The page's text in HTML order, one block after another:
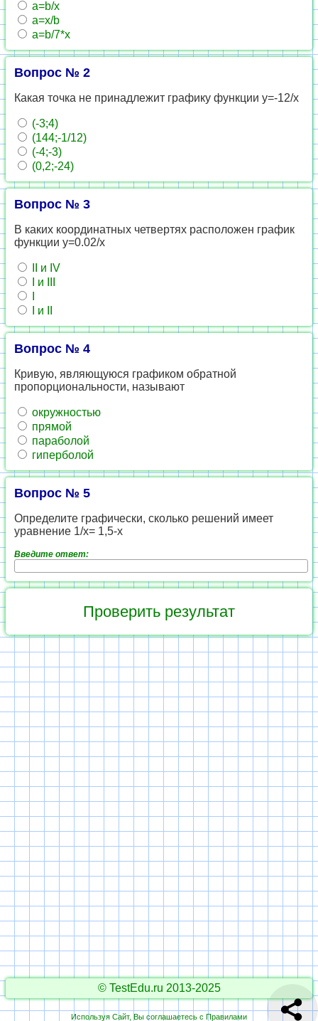
a=b/x
a=x/b
a=b/7*x
Вопрос № 2
Какая точка не принадлежит графику функции y=-12/x
(-3;4)
(144;-1/12)
(-4;-3)
(0,2;-24)
Вопрос № 3
В каких координатных четвертях расположен график
функции y=0.02/x
II и IV
I и III
I и II
Вопрос № 4
Кривую, являющуюся графиком обратной
пропорциональности, называют
окружностью
прямой
параболой
гиперболой
Вопрос № 5
Определите графически, сколько решений имеет
уравнение 1/x= 1,5-x
Введите ответ:
© TestEdu.ru 2013-2025
Используя Сайт, Вы соглашаетесь с Правилами